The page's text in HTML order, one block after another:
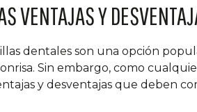
VENTAJAS Y
dentales son una opción
Sin embargo, como
y desventajas que deben